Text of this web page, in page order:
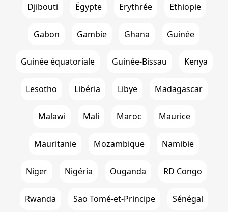
Djibouti Égypte Erythrée Ethiopie
Gabon Gambie Ghana Guinée
Guinée équatoriale Guinée-Bissau Kenya
Lesotho Libéria Libye Madagascar
Malawi Mali Maroc Maurice
Mauritanie Mozambique Namibie
Niger Nigéria Ouganda RD Congo
Rwanda Sao Tomé-et-Principe Sénégal